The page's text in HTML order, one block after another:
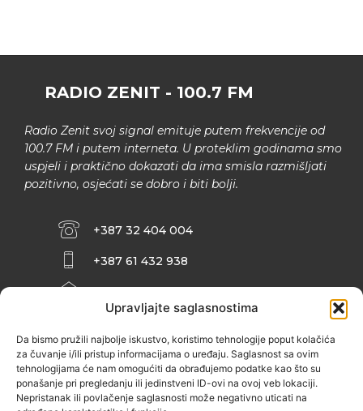
Upravljajte saglasnostima
Da bismo pružili najbolje iskustvo, koristimo tehnologije poput kolačića
za čuvanje i/ili pristup informacijama o uređaju. Saglasnost sa ovim
tehnologijama će nam omogućiti da obrađujemo podatke kao što su
ponašanje pri pregledanju ili jedinstveni ID-ovi na ovoj veb lokaciji.
Nepristanak ili povlačenje saglasnosti može negativno uticati na
RADIO ZENIT - 100.7 FM
Radio Zenit svoj signal emituje putem frekvencije od
100.7 FM i putem interneta. U proteklim godinama smo
uspjeli i praktično dokazati da ima smisla razmišljati
pozitivno, osjećati se dobro i biti bolji.
+387 32 404 004
+387 61 432 938
INFO@ZENIT.BA
ZENIČANKA, 3. SPRAT), 72000 ZENICA